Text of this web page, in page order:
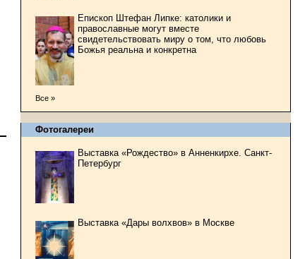
Епископ Штефан Липке: католики и
православные могут вместе
свидетельствовать миру о том, что любовь
Божья реальна и конкретна
Все »
Фотогалереи
Выставка «Рождество» в Анненкирхе. Санкт-
Петербург
Выставка «Дары волхвов» в Москве